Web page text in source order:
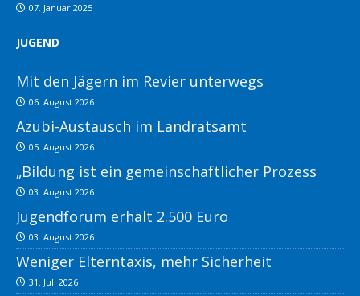
07. Januar 2025
JUGEND
Mit den Jägern im Revier unterwegs
06. August 2026
Azubi-Austausch im Landratsamt
05. August 2026
„Bildung ist ein gemeinschaftlicher Prozess
03. August 2026
Jugendforum erhält 2.500 Euro
03. August 2026
Weniger Elterntaxis, mehr Sicherheit
31. Juli 2026